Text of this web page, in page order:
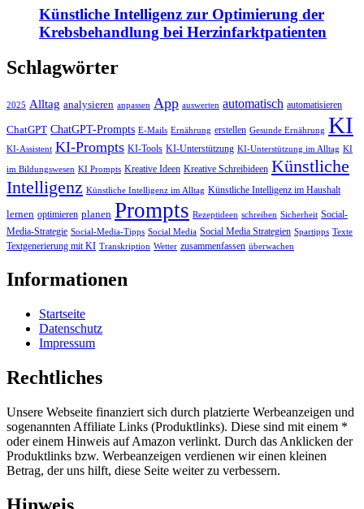
Künstliche Intelligenz zur Optimierung der
Krebsbehandlung bei Herzinfarktpatienten
Schlagwörter
2025 Alltag analysieren anpassen App auswerten automatisch automatisieren
ChatGPT ChatGPT-Prompts E-Mails Ernährung erstellen Gesunde Ernährung KI
KI-Assistent KI-Prompts KI-Tools KI-Unterstützung KI-Unterstützung im Alltag KI
im Bildungswesen KI Prompts Kreative Ideen Kreative Schreibideen Künstliche
Intelligenz Künstliche Intelligenz im Alltag Künstliche Intelligenz im Haushalt
lernen optimieren planen Prompts Rezeptideen schreiben Sicherheit Social-
Media-Strategie Social-Media-Tipps Social Media Social Media Strategien Spartipps Texte
Textgenerierung mit KI Transkription Wetter zusammenfassen überwachen
Informationen
Startseite
Datenschutz
Impressum
Rechtliches
Unsere Webseite finanziert sich durch platzierte Werbeanzeigen und
sogenannten Affiliate Links (Produktlinks). Diese sind mit einem *
oder einem Hinweis auf Amazon verlinkt. Durch das Anklicken der
Produktlinks bzw. Werbeanzeigen verdienen wir einen kleinen
Betrag, der uns hilft, diese Seite weiter zu verbessern.